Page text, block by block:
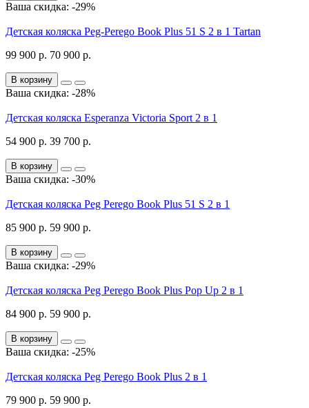
Ваша скидка: -29%
Детская коляска Peg-Perego Book Plus 51 S 2 в 1 Tartan
99 900 р. 70 900 р.
В корзину
Ваша скидка: -28%
Детская коляска Esperanza Victoria Sport 2 в 1
54 900 р. 39 700 р.
В корзину
Ваша скидка: -30%
Детская коляска Peg Perego Book Plus 51 S 2 в 1
85 900 р. 59 900 р.
В корзину
Ваша скидка: -29%
Детская коляска Peg Perego Book Plus Pop Up 2 в 1
84 900 р. 59 900 р.
В корзину
Ваша скидка: -25%
Детская коляска Peg Perego Book Plus 2 в 1
79 900 р. 59 900 р.